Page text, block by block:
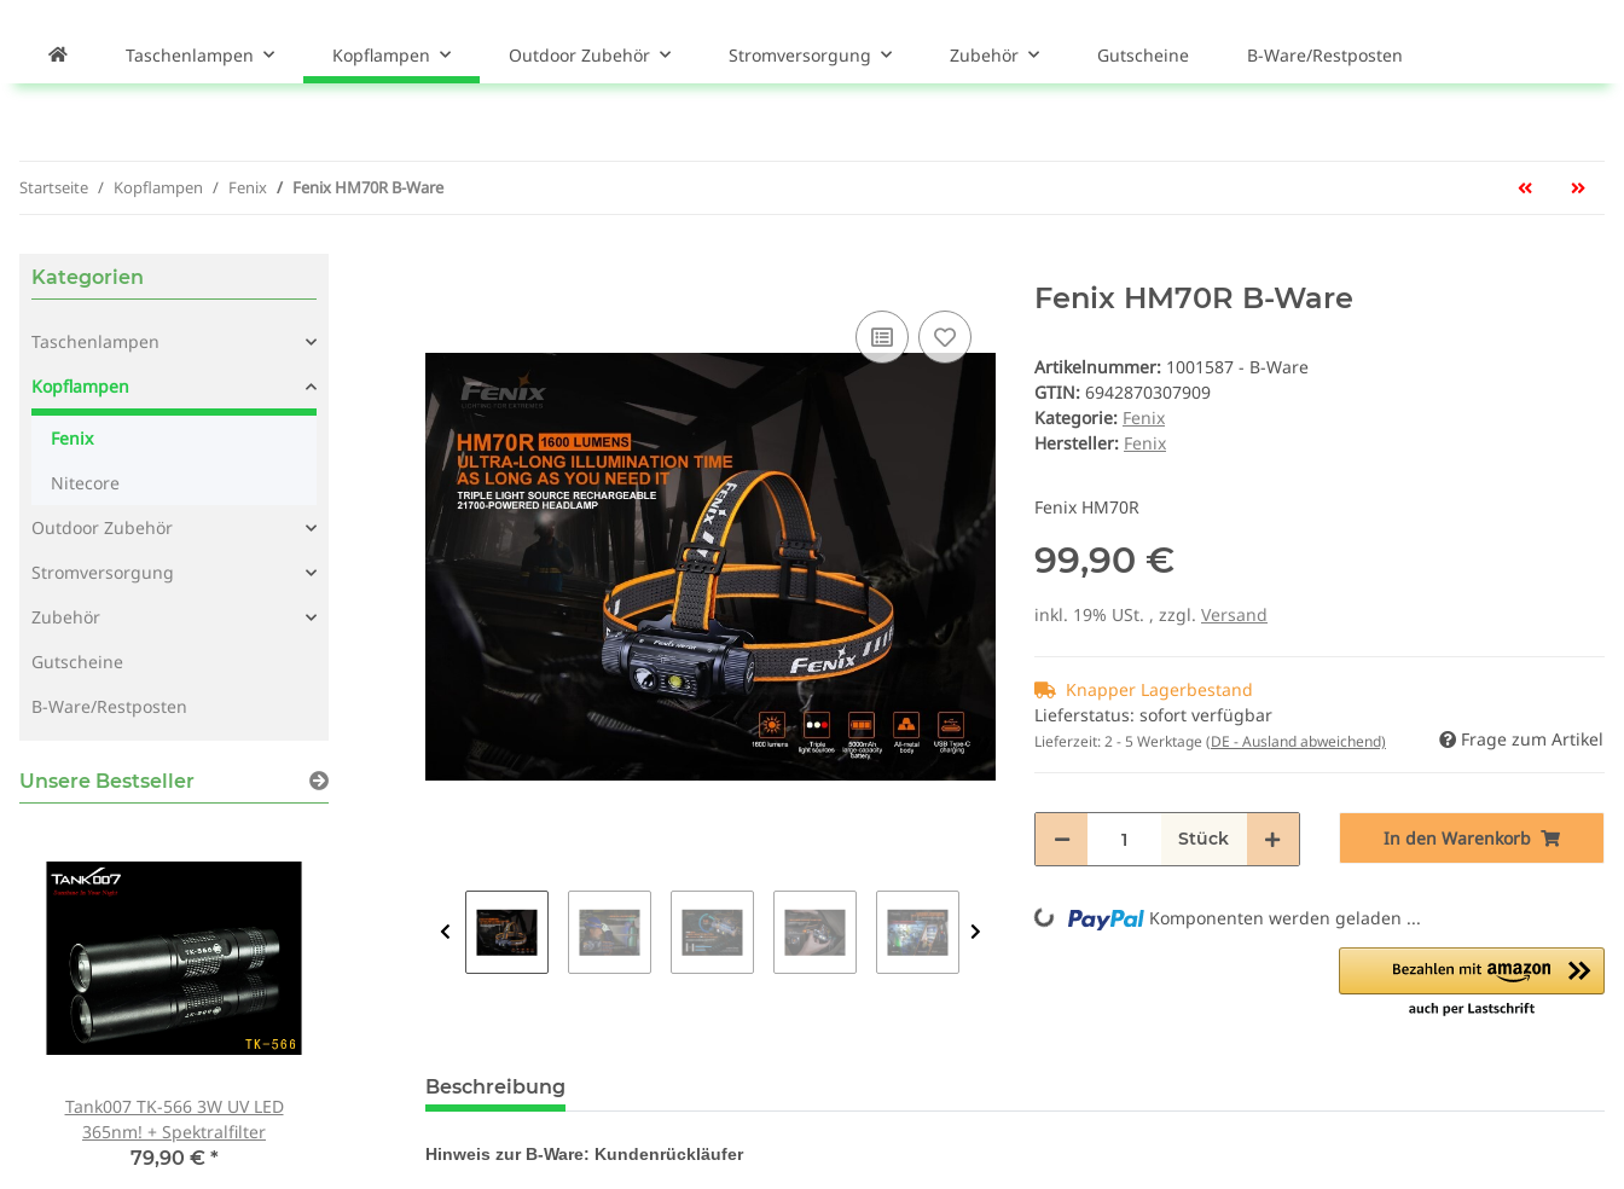
Taschenlampen Kopflampen Outdoor Zubehör Stromversorgung Zubehör Gutscheine B-Ware/Restposten
Startseite Kopflampen Fenix Fenix HM70R B-Ware
Fenix HM70R B-Ware
Artikelnummer: 1001587 - B-Ware
GTIN: 6942870307909
Kategorie: Fenix
Hersteller: Fenix
Fenix HM70R
99,90 €
inkl. 19% USt. , zzgl. Versand
Knapper Lagerbestand
Lieferstatus: sofort verfügbar
Lieferzeit:2 - 5 Werktage (DE - Ausland abweichend) Frage zum Artikel
Stück In den Warenkorb
Loading... Komponenten werden geladen ...
Beschreibung
Hinweis zur B-Ware: Kundenrückläufer
Kategorien
Taschenlampen
Kopflampen
Fenix
Nitecore
Outdoor Zubehör
Stromversorgung
Zubehör
Gutscheine
B-Ware/Restposten
Unsere Bestseller
Tank007 TK-566 3W UV LED
365nm! + Spektralfilter
79,90 € *
Schutzbrille Sablux mit UV-
8,00 €*
Tank007 TK-566 3W UV LED
Schutzbrille Sablux mit UV-